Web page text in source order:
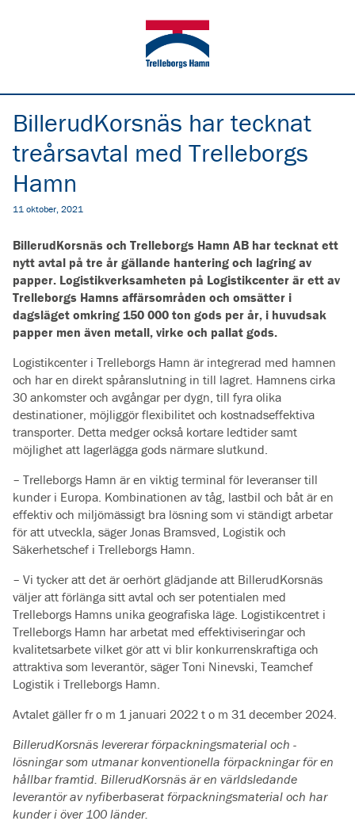
BillerudKorsnäs har tecknat
treårsavtal med Trelleborgs
Hamn
11 oktober, 2021
BillerudKorsnäs och Trelleborgs Hamn AB har tecknat ett
nytt avtal på tre år gällande hantering och lagring av
papper. Logistikverksamheten på Logistikcenter är ett av
Trelleborgs Hamns affärsområden och omsätter i
dagsläget omkring 150 000 ton gods per år, i huvudsak
papper men även metall, virke och pallat gods.
Logistikcenter i Trelleborgs Hamn är integrerad med hamnen
och har en direkt spåranslutning in till lagret. Hamnens cirka
30 ankomster och avgångar per dygn, till fyra olika
destinationer, möjliggör flexibilitet och kostnadseffektiva
transporter. Detta medger också kortare ledtider samt
möjlighet att lagerlägga gods närmare slutkund.
– Trelleborgs Hamn är en viktig terminal för leveranser till
kunder i Europa. Kombinationen av tåg, lastbil och båt är en
effektiv och miljömässigt bra lösning som vi ständigt arbetar
för att utveckla, säger Jonas Bramsved, Logistik och
Säkerhetschef i Trelleborgs Hamn.
– Vi tycker att det är oerhört glädjande att BillerudKorsnäs
väljer att förlänga sitt avtal och ser potentialen med
Trelleborgs Hamns unika geografiska läge. Logistikcentret i
Trelleborgs Hamn har arbetat med effektiviseringar och
kvalitetsarbete vilket gör att vi blir konkurrenskraftiga och
attraktiva som leverantör, säger Toni Ninevski, Teamchef
Logistik i Trelleborgs Hamn.
Avtalet gäller fr o m 1 januari 2022 t o m 31 december 2024.
BillerudKorsnäs levererar förpackningsmaterial och -
lösningar som utmanar konventionella förpackningar för en
hållbar framtid. BillerudKorsnäs är en världsledande
leverantör av nyfiberbaserat förpackningsmaterial och har
kunder i över 100 länder.